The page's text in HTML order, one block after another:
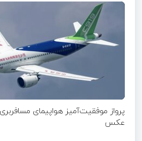
پرواز موفقیت‌آمیز هواپیمای
عکس